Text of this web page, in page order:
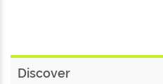
Discover